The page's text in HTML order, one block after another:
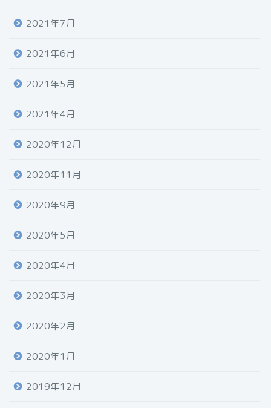
2021年7月
2021年6月
2021年5月
2021年4月
2020年12月
2020年11月
2020年9月
2020年5月
2020年4月
2020年3月
2020年2月
2020年1月
2019年12月